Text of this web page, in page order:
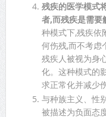
残疾的医学模式
者,而残疾是需要
种模式下,残疾依
何伤残,而不考虑
残疾人被视为身
化。这种模式的
求正常化并减少
与种族主义、性
被描述为负面态